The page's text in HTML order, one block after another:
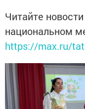
Читайте
национальном
https://max.ru/